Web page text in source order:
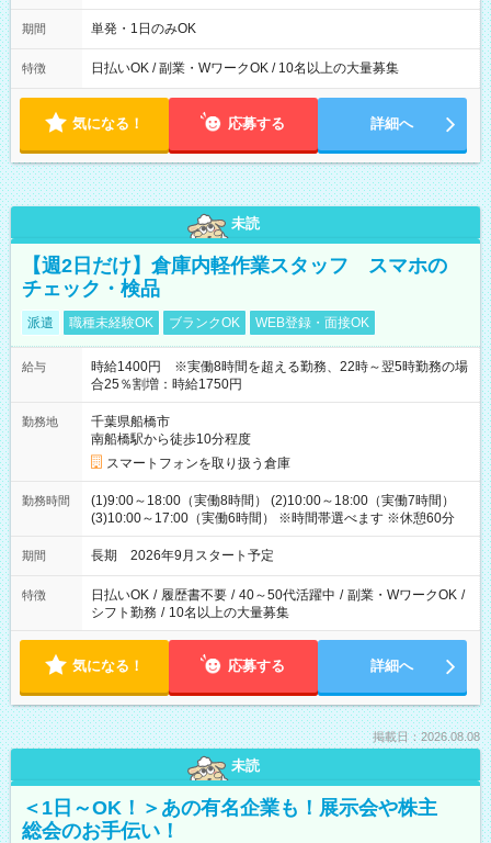
～22：00
期間 単発・1日のみOK
特徴 日払いOK / 副業・WワークOK / 10名以上の大量募集
気になる！ 応募する 詳細へ
未読
【週2日だけ】倉庫内軽作業スタッフ スマホの
チェック・検品
派遣 職種未経験OK ブランクOK WEB登録・面接OK
給与
時給1400円 ※実働8時間を超える勤務、22時～翌5時勤務の場
合25％割増：時給1750円
勤務地
千葉県船橋市
南船橋駅から徒歩10分程度
スマートフォンを取り扱う倉庫
勤務時間
(1)9:00～18:00（実働8時間） (2)10:00～18:00（実働7時間）
(3)10:00～17:00（実働6時間） ※時間帯選べます ※休憩60分
期間 長期 2026年9月スタート予定
特徴 日払いOK / 履歴書不要 / 40～50代活躍中 / 副業・WワークOK /
シフト勤務 / 10名以上の大量募集
気になる！ 応募する 詳細へ
掲載日：2026.08.08
未読
＜1日～OK！＞あの有名企業も！展示会や株主
総会のお手伝い！